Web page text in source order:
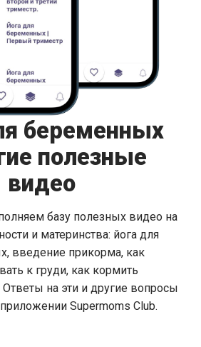
беременных
полезные
видео
базу полезных видео на
и материнства: йога для
введение прикорма, как
к груди, как кормить
на эти и другие вопросы
Supermoms Club.